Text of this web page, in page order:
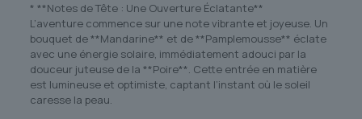
* **Notes de Tête : Une Ouverture Éclatante**
L’aventure commence sur une note vibrante et joyeuse. Un
bouquet de **Mandarine** et de **Pamplemousse** éclate
avec une énergie solaire, immédiatement adouci par la
douceur juteuse de la **Poire**. Cette entrée en matière
est lumineuse et optimiste, captant l’instant où le soleil
caresse la peau.